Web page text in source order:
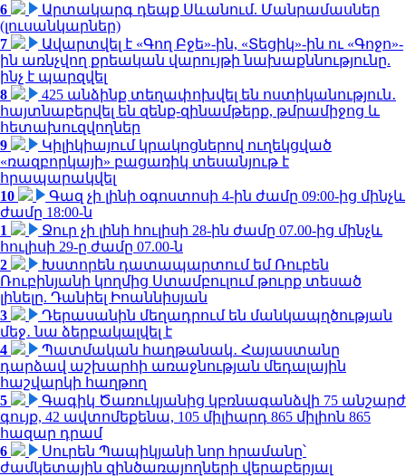
6
Արտակարգ դեպք Սևանում. Մանրամասներ
(լուսանկարներ)
7
Ավարտվել է «Գող Բջե»-ին, «Տեցիկ»-ին ու «Գոջո»-
ին առնչվող քրեական վարույթի նախաքննությունը.
ինչ է պարզվել
8
425 անձինք տեղափոխվել են ոստիկանություն․
հայտնաբերվել են զենք-զինամթերք, թմրամիջոց և
հետախուզվողներ
9
Կիլիկիայում կրակոցներով ուղեկցված
«ռազբորկայի» բացառիկ տեսանյութ է
հրապարակվել
10
Գազ չի լինի օգոստոսի 4-ին ժամը 09:00-ից մինչև
ժամը 18:00-ն
1
Ջուր չի լինի հուլիսի 28-ին ժամը 07.00-ից մինչև
հուլիսի 29-ը ժամը 07.00-ն
2
Խստորեն դատապարտում եմ Ռուբեն
Ռուբինյանի կողմից Ստամբուլում թուրք տեսած
լինելը. Դանիել Իոաննիսյան
3
Դերասանին մեղադրում են մանկապղծության
մեջ․ նա ձերբակալվել է
4
Պատմական հաղթանակ․ Հայաստանը
դարձավ աշխարհի առաջնության մեդալային
հաշվարկի հաղթող
5
Գագիկ Ծառուկյանից կբռնագանձվի 75 անշարժ
գույք, 42 ավտոմեքենա, 105 միլիարդ 865 միլիոն 865
հազար դրամ
6
Սուրեն Պապիկյանի նոր հրամանը՝
ժամկետային զինծառայողների վերաբերյալ